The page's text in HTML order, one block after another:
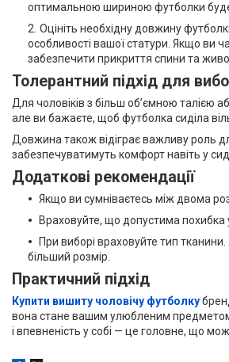
оптимальною шириною футболки
Оцініть необхідну довжину
особливості вашої статури. Якщо ви
забезпечити прикриття спини та
Толерантний підхід для
Для чоловіків з більш об’ємною талією
але ви бажаєте, щоб футболка сиділа
Довжина також відіграє важливу роль
забезпечуватимуть комфорт навіть у
Додаткові рекомендації
Якщо ви сумніваєтесь між двома
Враховуйте, що допустима похибка
При виборі враховуйте тип
більший розмір.
Практичний підхід
Купити вишиту чоловічу футболку
вона стане вашим улюбленим предметом
і впевненість у собі — це головне, що